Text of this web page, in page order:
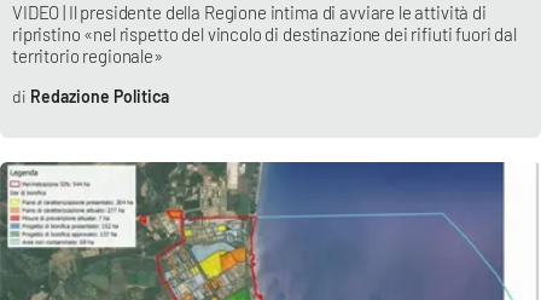
Good Morning Vietnam
Parchi Marini Calabria
Leggendo Alvaro insieme
Imprese Di Calabria
Le perfidie di Antonella Grippo
VIDEO | Il presidente della Regione intima di avviare le attività di
ripristino «nel rispetto del vincolo di destinazione dei rifiuti fuori dal
territorio regionale»
Redazione Politica